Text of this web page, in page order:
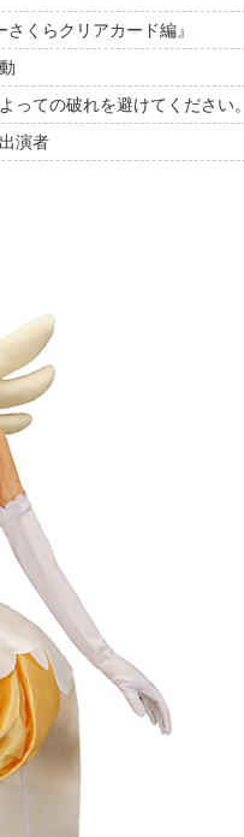
くらクリアカード編』
っての破れを避けてください。
演者